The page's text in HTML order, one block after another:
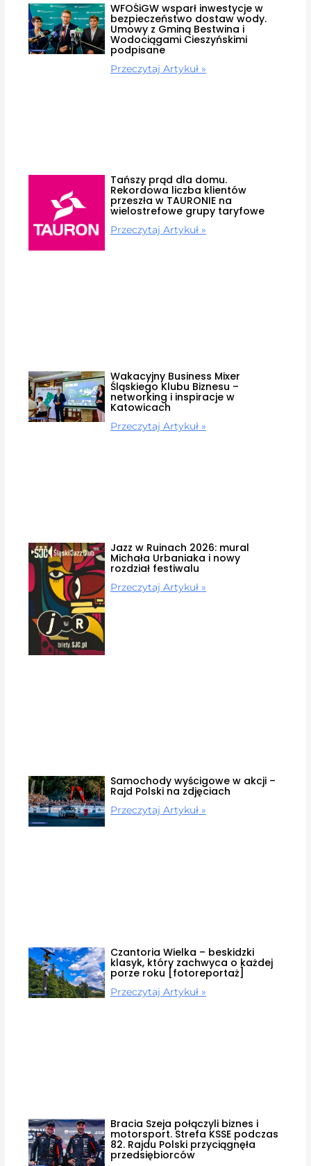
WFOŚiGW wsparł inwestycje w
bezpieczeństwo dostaw wody.
Umowy z Gminą Bestwina i
Wodociągami Cieszyńskimi
podpisane
Przeczytaj Artykuł »
Tańszy prąd dla domu.
Rekordowa liczba klientów
przeszła w TAURONIE na
wielostrefowe grupy taryfowe
Przeczytaj Artykuł »
Wakacyjny Business Mixer
Śląskiego Klubu Biznesu –
networking i inspiracje w
Katowicach
Przeczytaj Artykuł »
Jazz w Ruinach 2026: mural
Michała Urbaniaka i nowy
rozdział festiwalu
Przeczytaj Artykuł »
Samochody wyścigowe w akcji –
Rajd Polski na zdjęciach
Przeczytaj Artykuł »
Czantoria Wielka – beskidzki
klasyk, który zachwyca o każdej
porze roku [fotoreportaż]
Przeczytaj Artykuł »
Bracia Szeja połączyli biznes i
motorsport. Strefa KSSE podczas
82. Rajdu Polski przyciągnęła
przedsiębiorców